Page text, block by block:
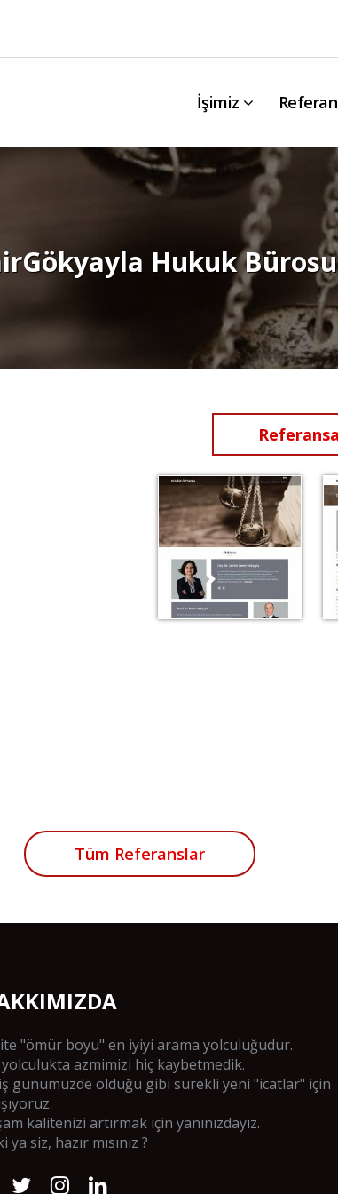
İşimiz
Hukuk Bürosu
Tüm Referanslar
"ömür boyu" en iyiyi arama yolculuğudur.
azmimizi hiç kaybetmedik.
günümüzde olduğu gibi sürekli yeni "icatlar" için
kalitenizi artırmak için yanınızdayız.
ya siz, hazır mısınız ?